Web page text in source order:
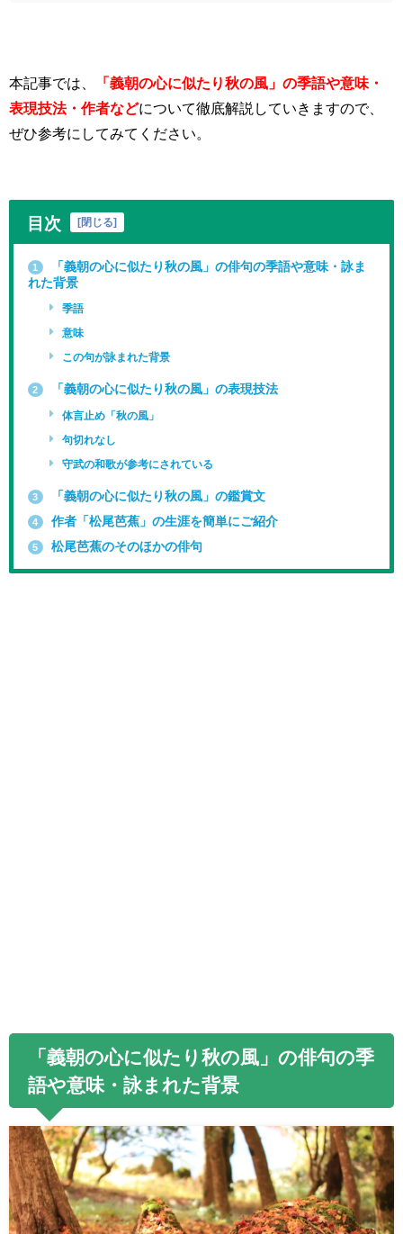
本記事では、
「義朝の心に似たり秋の風」の季語や意味・
表現技法・作者などについて徹底解説していきますので、
ぜひ参考にしてみてください。
目次 [閉じる]
1
「義朝の心に似たり秋の風」の俳句の季語や意味・詠ま
れた背景
季語
意味
この句が詠まれた背景
2 「義朝の心に似たり秋の風」の表現技法
体言止め「秋の風」
句切れなし
守武の和歌が参考にされている
3 「義朝の心に似たり秋の風」の鑑賞文
4 作者「松尾芭蕉」の生涯を簡単にご紹介
5 松尾芭蕉のそのほかの俳句
「義朝の心に似たり秋の風」の俳句の季
語や意味・詠まれた背景